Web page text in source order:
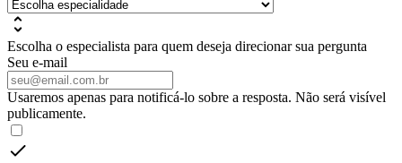
Escolha o especialista para quem deseja direcionar sua pergunta
Seu e-mail
Usaremos apenas para notificá-lo sobre a resposta. Não será visível
publicamente.